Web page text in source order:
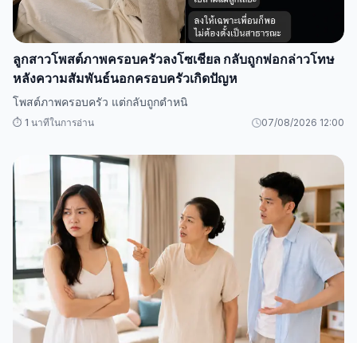
ลูกสาวโพสต์ภาพครอบครัวลงโซเชียล กลับถูกพ่อกล่าวโทษ
หลังความสัมพันธ์นอกครอบครัวเกิดปัญห
โพสต์ภาพครอบครัว แต่กลับถูกตำหนิ
⏱️ 1 นาทีในการอ่าน 07/08/2026 12:00